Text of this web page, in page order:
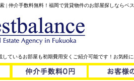
| 仲介手数料無料！福岡で賃貸物件のお部屋探しならベ
しているお部屋も初期費用安くご紹介可能です！お気軽